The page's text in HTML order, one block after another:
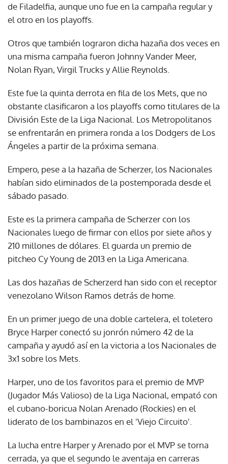
de Filadelfia, aunque uno fue en la campaña regular y
el otro en los playoffs.
Otros que también lograron dicha hazaña dos veces en
una misma campaña fueron Johnny Vander Meer,
Nolan Ryan, Virgil Trucks y Allie Reynolds.
Este fue la quinta derrota en fila de los Mets, que no
obstante clasificaron a los playoffs como titulares de la
División Este de la Liga Nacional. Los Metropolitanos
se enfrentarán en primera ronda a los Dodgers de Los
Ángeles a partir de la próxima semana.
Empero, pese a la hazaña de Scherzer, los Nacionales
habían sido eliminados de la postemporada desde el
sábado pasado.
Este es la primera campaña de Scherzer con los
Nacionales luego de firmar con ellos por siete años y
210 millones de dólares. El guarda un premio de
pitcheo Cy Young de 2013 en la Liga Americana.
Las dos hazañas de Scherzerd han sido con el receptor
venezolano Wilson Ramos detrás de home.
En un primer juego de una doble cartelera, el toletero
Bryce Harper conectó su jonrón número 42 de la
campaña y ayudó así en la victoria a los Nacionales de
3x1 sobre los Mets.
Harper, uno de los favoritos para el premio de MVP
(Jugador Más Valioso) de la Liga Nacional, empató con
el cubano-boricua Nolan Arenado (Rockies) en el
liderato de los bambinazos en el 'Viejo Circuito'.
La lucha entre Harper y Arenado por el MVP se torna
cerrada, ya que el segundo le aventaja en carreras